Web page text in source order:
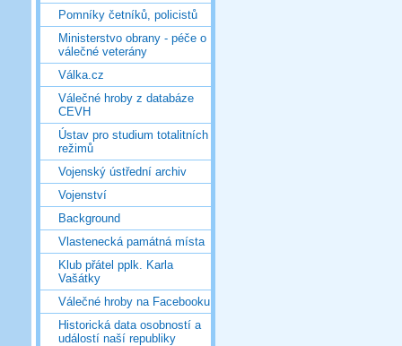
Pomníky četníků, policistů
Ministerstvo obrany - péče o
válečné veterány
Válka.cz
Válečné hroby z databáze
CEVH
Ústav pro studium totalitních
režimů
Vojenský ústřední archiv
Vojenství
Background
Vlastenecká památná místa
Klub přátel pplk. Karla
Vašátky
Válečné hroby na Facebooku
Historická data osobností a
událostí naší republiky